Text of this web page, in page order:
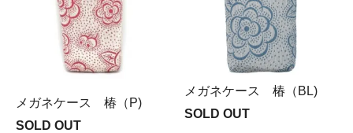
メガネケース 椿（P)
SOLD OUT
メガネケース 椿（BL)
SOLD OUT